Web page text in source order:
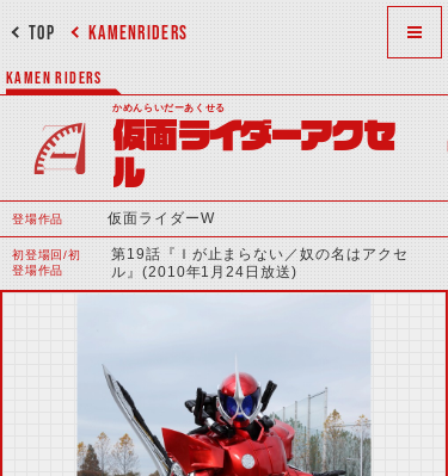
KAMENRIDERS
TOP
KAMEN RIDERS
かめんらいだーあくせる
仮面ライダーアクセ
ル
登場作品 仮面ライダーW
初登場回/初
登場作品
第19話『Ｉが止まらない／奴の名はアクセ
ル』(2010年1月24日放送)